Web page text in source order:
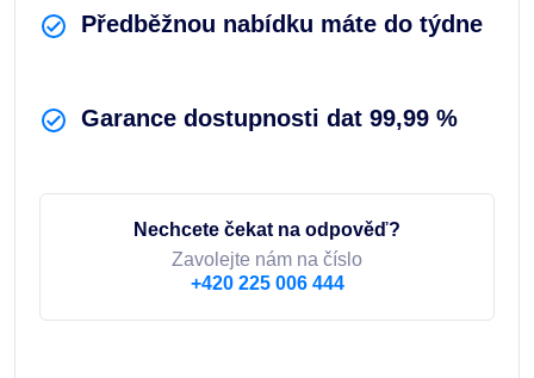
Předběžnou nabídku máte do týdne
Garance dostupnosti dat 99,99 %
Nechcete čekat na odpověď?
Zavolejte nám na číslo
+420 225 006 444